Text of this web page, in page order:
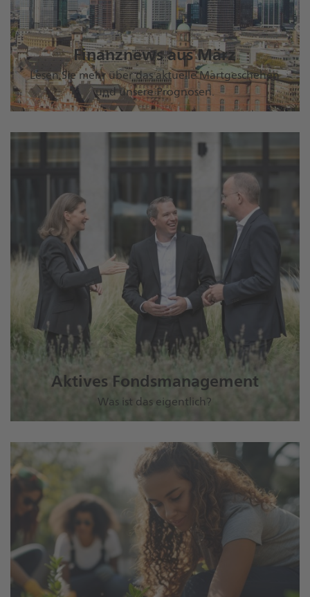
Finanznews aus März
Lesen Sie mehr über das aktuelle Martgeschehen
und unsere Prognosen.
Aktives Fondsmanagement
Was ist das eigentlich?